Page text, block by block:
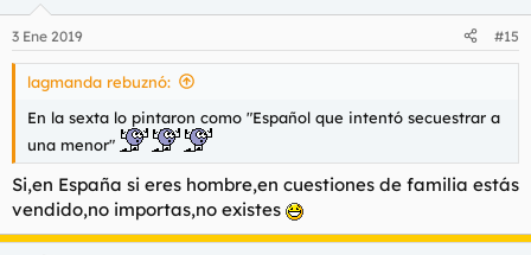
e
s
3 Ene 2019 #15
lagmanda rebuznó:
En la sexta lo pintaron como "Español que intentó secuestrar a
una menor"
Si,en España si eres hombre,en cuestiones de familia estás
vendido,no importas,no existes